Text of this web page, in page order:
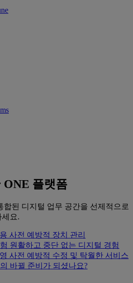
ONE 플랫폼
합된 디지털 업무 공간을 선제적으로
요.
사전 예방적 장치 관리
원활하고 중단 없는 디지털 경험
사전 예방적 수정 및 탁월한 서비스
바뀔 준비가 되셨나요?